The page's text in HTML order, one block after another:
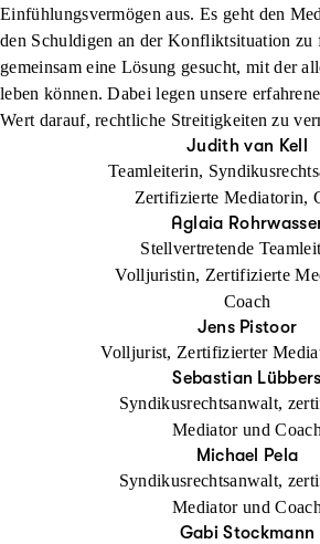
Einfühlungsvermögen aus. Es geht den
den Schuldigen an der Konfliktsituation zu
gemeinsam eine Lösung gesucht, mit der
leben können. Dabei legen unsere
Wert darauf, rechtliche Streitigkeiten zu
Judith van Kell
Teamleiterin,
Zertifizierte Mediatorin,
Aglaia
Stellvertretende
Volljuristin, Zertifizierte
Coach
Jens Pistoor
Volljurist, Zertifizierter
Sebastian Lübbers
Syndikusrechtsanwalt,
Mediator und Coach
Michael Pela
Syndikusrechtsanwalt,
Mediator und Coach
Gabi Stockmann